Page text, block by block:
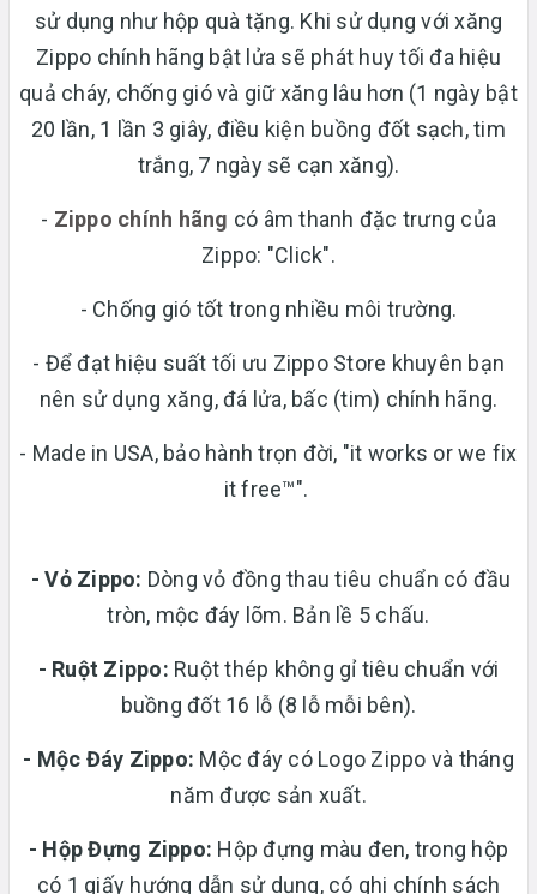
sử dụng như hộp quà tặng. Khi sử dụng với xăng
Zippo chính hãng bật lửa sẽ phát huy tối đa hiệu
quả cháy, chống gió và giữ xăng lâu hơn (1 ngày bật
20 lần, 1 lần 3 giây, điều kiện buồng đốt sạch, tim
trắng, 7 ngày sẽ cạn xăng).
- Zippo chính hãng có âm thanh đặc trưng của
Zippo: "Click".
- Chống gió tốt trong nhiều môi trường.
- Để đạt hiệu suất tối ưu Zippo Store khuyên bạn
nên sử dụng xăng, đá lửa, bấc (tim) chính hãng.
- Made in USA, bảo hành trọn đời, "it works or we fix
it free™".
- Vỏ Zippo: Dòng vỏ đồng thau tiêu chuẩn có đầu
tròn, mộc đáy lõm. Bản lề 5 chấu.
- Ruột Zippo: Ruột thép không gỉ tiêu chuẩn với
buồng đốt 16 lỗ (8 lỗ mỗi bên).
- Mộc Đáy Zippo: Mộc đáy có Logo Zippo và tháng
năm được sản xuất.
- Hộp Đựng Zippo: Hộp đựng màu đen, trong hộp
có 1 giấy hướng dẫn sử dụng, có ghi chính sách